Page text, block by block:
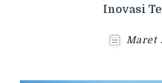
Inovasi
Maret